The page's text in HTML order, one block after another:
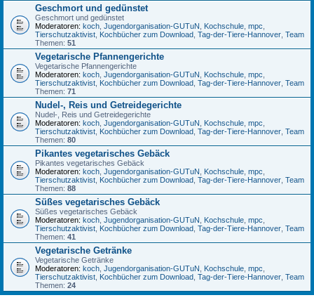
Geschmort und gedünstet
Geschmort und gedünstet
Moderatoren: koch, Jugendorganisation-GUTuN, Kochschule, mpc,
Tierschutzaktivist, Kochbücher zum Download, Tag-der-Tiere-Hannover, Team
Themen: 51
Vegetarische Pfannengerichte
Vegetarische Pfannengerichte
Moderatoren: koch, Jugendorganisation-GUTuN, Kochschule, mpc,
Tierschutzaktivist, Kochbücher zum Download, Tag-der-Tiere-Hannover, Team
Themen: 71
Nudel-, Reis und Getreidegerichte
Nudel-, Reis und Getreidegerichte
Moderatoren: koch, Jugendorganisation-GUTuN, Kochschule, mpc,
Tierschutzaktivist, Kochbücher zum Download, Tag-der-Tiere-Hannover, Team
Themen: 80
Pikantes vegetarisches Gebäck
Pikantes vegetarisches Gebäck
Moderatoren: koch, Jugendorganisation-GUTuN, Kochschule, mpc,
Tierschutzaktivist, Kochbücher zum Download, Tag-der-Tiere-Hannover, Team
Themen: 88
Süßes vegetarisches Gebäck
Süßes vegetarisches Gebäck
Moderatoren: koch, Jugendorganisation-GUTuN, Kochschule, mpc,
Tierschutzaktivist, Kochbücher zum Download, Tag-der-Tiere-Hannover, Team
Themen: 41
Vegetarische Getränke
Vegetarische Getränke
Moderatoren: koch, Jugendorganisation-GUTuN, Kochschule, mpc,
Tierschutzaktivist, Kochbücher zum Download, Tag-der-Tiere-Hannover, Team
Themen: 24